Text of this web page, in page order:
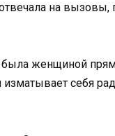
на
была женщиной
себя